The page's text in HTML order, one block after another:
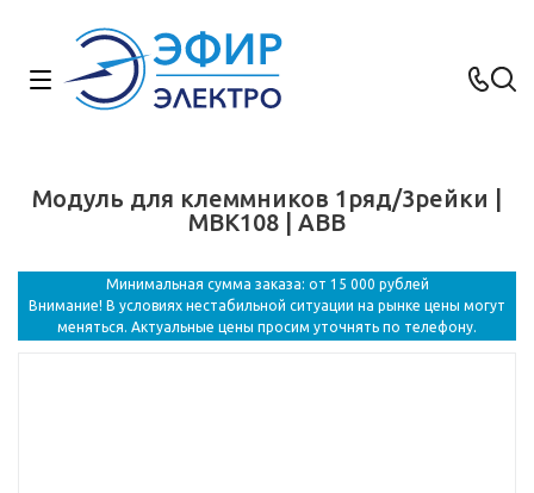
Модуль для клеммников 1ряд/3рейки |
MBK108 | ABB
Минимальная сумма заказа: от 15 000 рублей
Внимание! В условиях нестабильной ситуации на рынке цены могут
меняться. Актуальные цены просим уточнять по телефону.